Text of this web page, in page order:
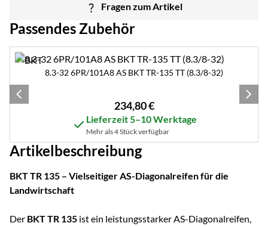
Fragen zum Artikel
Passendes Zubehör
Zubehör überspringen
8.3-32 6PR/101A8 AS BKT TR-135 TT (8.3/8-32)
234,80€
Lieferzeit 5–10 Werktage
Mehr als 4 Stück verfügbar
Artikelbeschreibung
BKT TR 135 – Vielseitiger AS-Diagonalreifen für die
Landwirtschaft
Der BKT TR 135 ist ein leistungsstarker AS-Diagonalreifen,